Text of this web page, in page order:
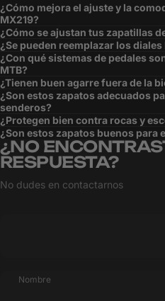
¿Cómo mejora el ajuste y la
MX219?
¿Cómo se ajustan tus zapatillas
¿Se pueden reemplazar los diales
¿Con qué sistemas de pedales
MTB?
¿Tienen buen agarre fuera de la
¿Son estos zapatos adecuados
senderos?
¿Protegen bien contra rocas y
¿Son estos zapatos buenos para
¿NO
RESPUESTA?
No dudes en contactarnos
Nombre